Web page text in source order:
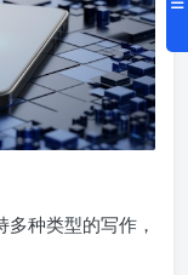
多种类型的写作，